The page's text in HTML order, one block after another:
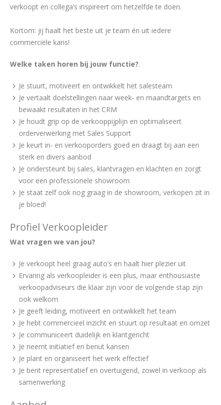
verkoopt en collega’s inspireert om hetzelfde te doen.
Kortom: jij haalt het beste uit je team én uit iedere
commerciële kans!
Welke taken horen bij jouw functie?.
Je stuurt, motiveert en ontwikkelt het salesteam
Je vertaalt doelstellingen naar week- en maandtargets en
bewaakt resultaten in het CRM
Je houdt grip op de verkooppijplijn en optimaliseert
orderverwerking met Sales Support
Je keurt in- en verkooporders goed en draagt bij aan een
sterk en divers aanbod
Je ondersteunt bij sales, klantvragen en klachten en zorgt
voor een professionele showroom
Je staat zelf ook nog graag in de showroom, verkopen zit in
je bloed!
Profiel Verkoopleider
Wat vragen we van jou?
Je verkoopt heel graag auto’s en haalt hier plezier uit
Ervaring als verkoopleider is een plus, maar enthousiaste
verkoopadviseurs die klaar zijn voor de volgende stap zijn
ook welkom
Je geeft leiding, motiveert en ontwikkelt het team
Je hebt commercieel inzicht en stuurt op resultaat en omzet
Je communiceert duidelijk en klantgericht
Je neemt initiatief en benut kansen
Je plant en organiseert het werk effectief
Je bent representatief en overtuigend, zowel in verkoop als
samenwerking